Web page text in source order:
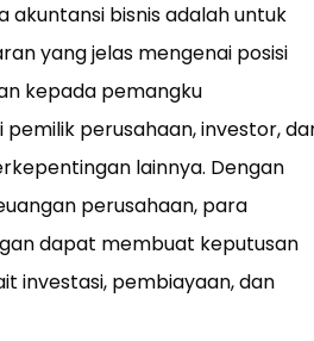
akuntansi bisnis adalah untuk
yang jelas mengenai posisi
kepada pemangku
perusahaan, investor,
lainnya. Dengan
perusahaan, para
dapat membuat keputusan
investasi, pembiayaan, dan